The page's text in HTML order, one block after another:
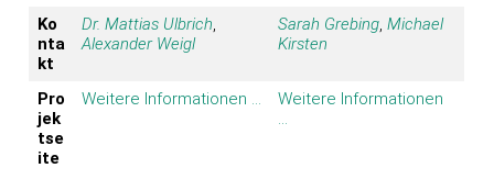
Ko
nta
kt
Dr. Mattias Ulbrich,
Alexander Weigl
Sarah Grebing, Michael
Kirsten
Pro
jek
tse
ite
Weitere Informationen ...
Weitere Informationen
...